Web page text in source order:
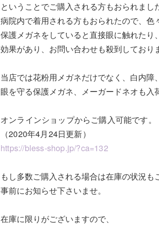
ということでご購入される方もおられまし
病院内で着用される方もおられたので、色
保護メガネをしていると直接眼に触れたり
効果があり、お問い合わせも殺到しており
当店では花粉用メガネだけでなく、白内障
眼を守る保護メガネ、メーガードネオも入
オンラインショップからご購入可能です。
（2020年4月24日更新）
https://bless-shop.jp/?ca=132
もし多数ご購入される場合は在庫の状況も
事前にお知らせ下さいませ。
在庫に限りがございますので、